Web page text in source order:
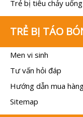
Trẻ bị tiêu chảy
TRẺ BỊ TÁO
Men vi sinh
Tư vấn hỏi đáp
Hướng dẫn mua
Sitemap